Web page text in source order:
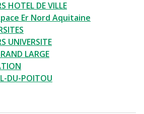
HOTEL DE VILLE
Er Nord Aquitaine
UNIVERSITE
LARGE
DU-POITOU